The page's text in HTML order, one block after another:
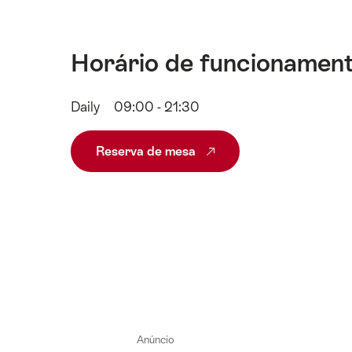
Horário de
Daily 09:00 - 21:30
Reserva de mesa
Anúncio